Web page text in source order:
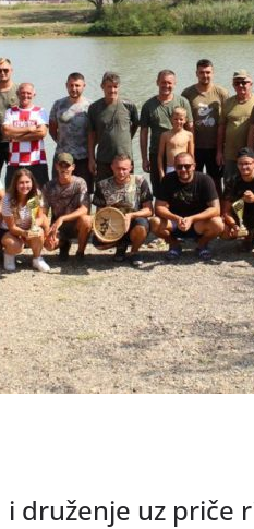
druženje uz priče